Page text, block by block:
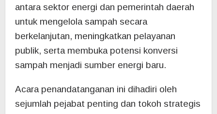
antara sektor energi dan pemerintah daerah
untuk mengelola sampah secara
berkelanjutan, meningkatkan pelayanan
publik, serta membuka potensi konversi
sampah menjadi sumber energi baru.
Acara penandatanganan ini dihadiri oleh
sejumlah pejabat penting dan tokoh strategis